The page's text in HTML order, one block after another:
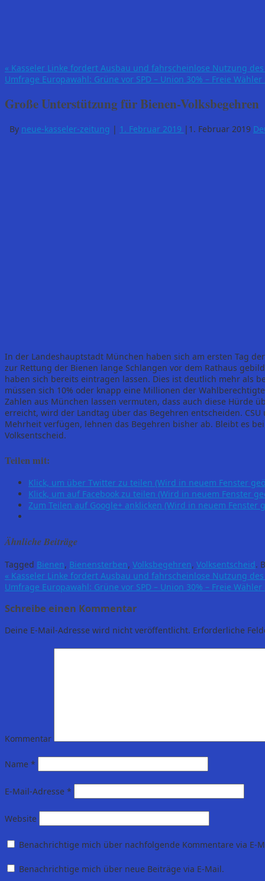
« Kasseler Linke fordert Ausbau und fahrscheinlose Nutzung des
Umfrage Europawahl: Grüne vor SPD – Union 30% – Freie
Große Unterstützung für Bienen-Volksbegehren
By neue-kasseler-zeitung | 1. Februar 2019 | 1. Februar 2019
In der Landeshauptstadt München haben sich am ersten Tag
zur Rettung der Bienen lange Schlangen vor dem Rathaus
haben sich bereits eintragen lassen. Dies ist deutlich mehr als
müssen sich 10% oder knapp eine Millionen der
Zahlen aus München lassen vermuten, dass auch diese Hürde
erreicht, wird der Landtag über das Begehren entscheiden.
Mehrheit verfügen, lehnen das Begehren bisher ab. Bleibt es
Volksentscheid.
Teilen mit:
Klick, um über Twitter zu teilen (Wird in neuem Fenster
Klick, um auf Facebook zu teilen (Wird in neuem Fenster
Zum Teilen auf Google+ anklicken (Wird in neuem Fenster
Ähnliche Beiträge
Tagged Bienen, Bienensterben, Volksbegehren, Volksentscheid.
« Kasseler Linke fordert Ausbau und fahrscheinlose Nutzung des
Umfrage Europawahl: Grüne vor SPD – Union 30% – Freie
Schreibe einen Kommentar
Deine E-Mail-Adresse wird nicht veröffentlicht. Erforderliche
Kommentar
Name *
E-Mail-Adresse *
Website
Benachrichtige mich über nachfolgende Kommentare via E-
Benachrichtige mich über neue Beiträge via E-Mail.